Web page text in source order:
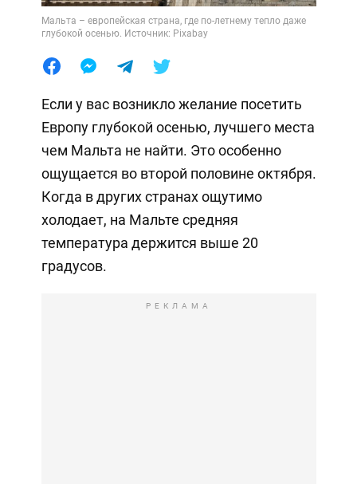
Мальта – европейская страна, где по-летнему тепло даже
глубокой осенью. Источник: Pixabay
Если у вас возникло желание посетить
Европу глубокой осенью, лучшего места
чем Мальта не найти. Это особенно
ощущается во второй половине октября.
Когда в других странах ощутимо
холодает, на Мальте средняя
температура держится выше 20
градусов.
РЕКЛАМА